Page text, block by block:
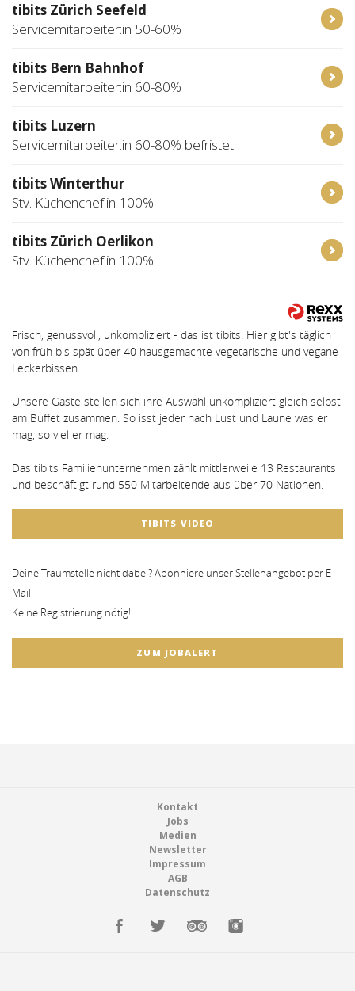
tibits Zürich Seefeld
Servicemitarbeiter:in 50-60%
tibits Bern Bahnhof
Servicemitarbeiter:in 60-80%
tibits Luzern
Servicemitarbeiter:in 60-80% befristet
tibits Winterthur
Stv. Küchenchef:in 100%
tibits Zürich Oerlikon
Stv. Küchenchef:in 100%
Frisch, genussvoll, unkompliziert - das ist tibits. Hier gibt's täglich
von früh bis spät über 40 hausgemachte vegetarische und vegane
Leckerbissen.
Unsere Gäste stellen sich ihre Auswahl unkompliziert gleich selbst
am Buffet zusammen. So isst jeder nach Lust und Laune was er
mag, so viel er mag.
Das tibits Familienunternehmen zählt mittlerweile 13 Restaurants
und beschäftigt rund 550 Mitarbeitende aus über 70 Nationen.
TIBITS VIDEO
Deine Traumstelle nicht dabei? Abonniere unser Stellenangebot per E-
Mail!
Keine Registrierung nötig!
ZUM JOBALERT
Kontakt
Jobs
Medien
Newsletter
Impressum
AGB
Datenschutz